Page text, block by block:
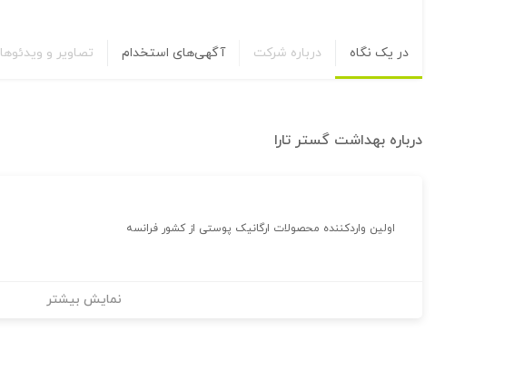
در یک نگاه درباره شرکت آگهی‌های استخدام تصاویر و ویدئوها
درباره بهداشت گستر تارا
اولین واردکننده محصولات ارگانیک پوستی از کشور فرانسه
نمایش بیشتر